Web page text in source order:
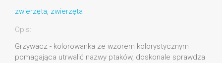
zwierzęta, zwierzęta
Opis:
Grzywacz - kolorowanka ze wzorem kolorystycznym
pomagająca utrwalić nazwy ptaków, doskonale sprawdza